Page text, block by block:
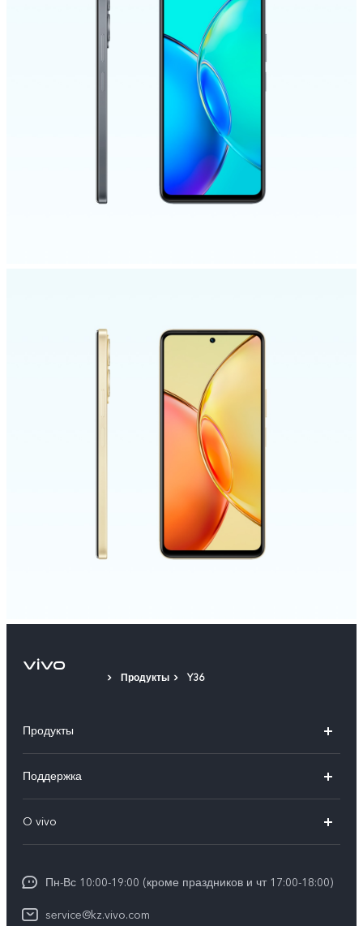
Продукты Y36
Продукты
V40
V30 5G
Поддержка
Сервисные центры
Funtouch OS
IMEI аутентификация
O vivo
Пресс-центр
Карьера в vivo
Пн-Вс 10:00-19:00 (кроме праздников и чт 17:00-18:00)
service@kz.vivo.com